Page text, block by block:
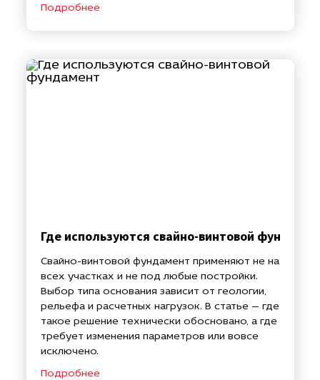
Подробнее
Где используются свайно-винтовой
Свайно-винтовой фундамент применяют не на
всех участках и не под любые постройки.
Выбор типа основания зависит от геологии,
рельефа и расчетных нагрузок. В статье — где
такое решение технически обосновано, а где
требует изменения параметров или вовсе
исключено.
Подробнее